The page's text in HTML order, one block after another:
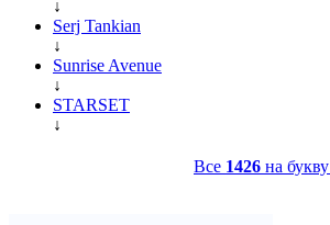
↓
Serj Tankian
↓
Sunrise Avenue
↓
STARSET
↓
Все 1426 на букву